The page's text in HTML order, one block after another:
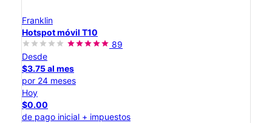
Franklin
Hotspot móvil T10
89
Desde
$3.75 al mes
por 24 meses
Hoy
$0.00
de pago inicial + impuestos